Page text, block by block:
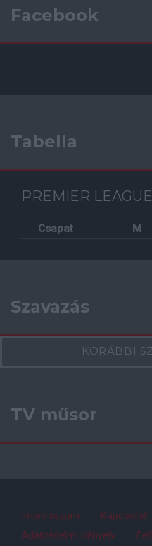
Facebook
Tabella
PREMIER
Csapat M
Szavazás
KORÁBBI
TV műsor
Impresszum Kapcsolat
Adatvédelmi irányelv